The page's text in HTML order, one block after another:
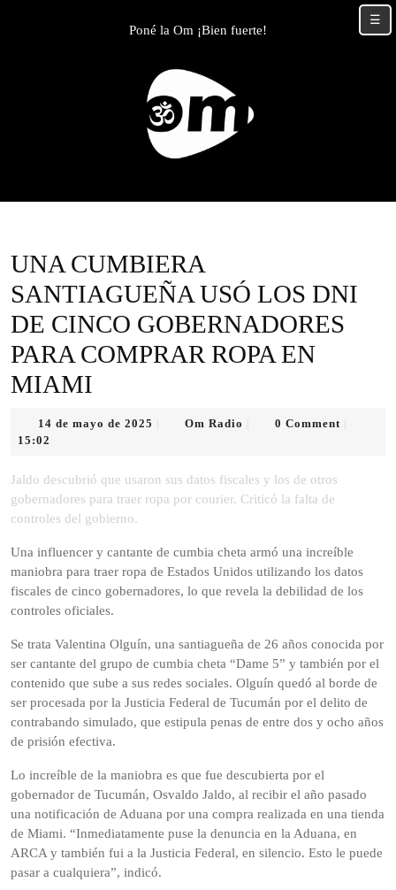
Poné la Om ¡Bien fuerte!
UNA CUMBIERA
SANTIAGUEÑA USÓ LOS DNI
DE CINCO GOBERNADORES
PARA COMPRAR ROPA EN
MIAMI
14 de mayo de 2025 Om Radio 0 Comment
15:02
Jaldo descubrió que usaron sus datos fiscales y los de otros
gobernadores para traer ropa por courier. Criticó la falta de
controles del gobierno.
Una influencer y cantante de cumbia cheta armó una increíble
maniobra para traer ropa de Estados Unidos utilizando los datos
fiscales de cinco gobernadores, lo que revela la debilidad de los
controles oficiales.
Se trata Valentina Olguín, una santiagueña de 26 años conocida por
ser cantante del grupo de cumbia cheta “Dame 5” y también por el
contenido que sube a sus redes sociales. Olguín quedó al borde de
ser procesada por la Justicia Federal de Tucumán por el delito de
contrabando simulado, que estipula penas de entre dos y ocho años
de prisión efectiva.
Lo increíble de la maniobra es que fue descubierta por el
gobernador de Tucumán, Osvaldo Jaldo, al recibir el año pasado
una notificación de Aduana por una compra realizada en una tienda
de Miami. “Inmediatamente puse la denuncia en la Aduana, en
ARCA y también fui a la Justicia Federal, en silencio. Esto le puede
pasar a cualquiera”, indicó.
☰